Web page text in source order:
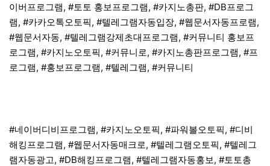
이버프로그램, #토토 홍보프로그램, #카지노총판, #DB프로그
램, #카카오톡오토픽, #텔레그램자동입장, #웹문서자동프로램,
#웹문서자동, #텔레그램강제초대프로그램, #커뮤니티 홍보프
로그램, #카지노오토픽, #커뮤니로, #카지노총판프로그램, #프
로그램, #홍보프로그램, #텔레그램, #커뮤니티
#네이버디비프로그램, #카지노오토픽, #파워볼오토픽, #디비
해킹프로그램, #웹문서자동매크로, #텔레그램오토픽, #텔레그
램자동광고, #DB해킹프로그램, #텔레그램자동홍보, #토토총